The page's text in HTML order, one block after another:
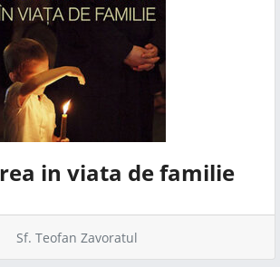
in viata de familie
Sf. Teofan Zavoratul